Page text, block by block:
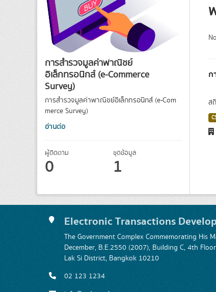
การสำรวจมูลค่าพาณิชย์
อิเล็กทรอนิกส์ (e-Commerce
Survey)
การสำรวจมูลค่าพาณิชย์อิเล็กทรอนิกส์ (e-Com
merce Survey)
อ่านต่อ
ผู้ติดตาม
0
ชุดข้อมูล
1
ก
ส
Electronic Transactions
The Government Complex Commemorating
December, B.E.2550 (2007), Building C, 4th
Lak Si District, Bangkok 10210
02 123 1234